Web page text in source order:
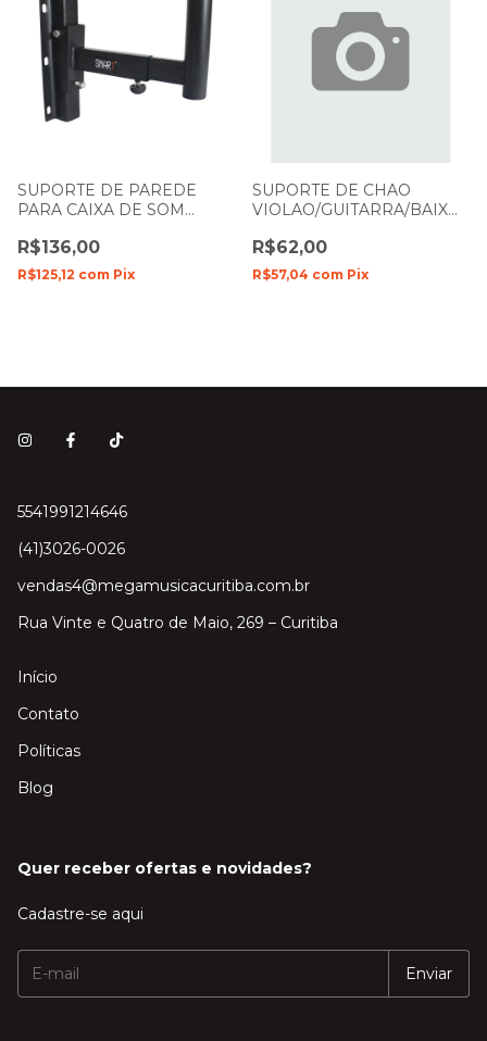
SUPORTE DE PAREDE
PARA CAIXA DE SOM
R$136,00
R$125,12 com Pix
SUPORTE DE CHAO
VIOLAO/GUITARRA/BAIXO
R$62,00
R$57,04 com Pix
5541991214646
(41)3026-0026
vendas4@megamusicacuritiba.com.br
Rua Vinte e Quatro de Maio, 269 – Curitiba
Início
Contato
Políticas
Blog
Quer receber ofertas e novidades?
Cadastre-se aqui